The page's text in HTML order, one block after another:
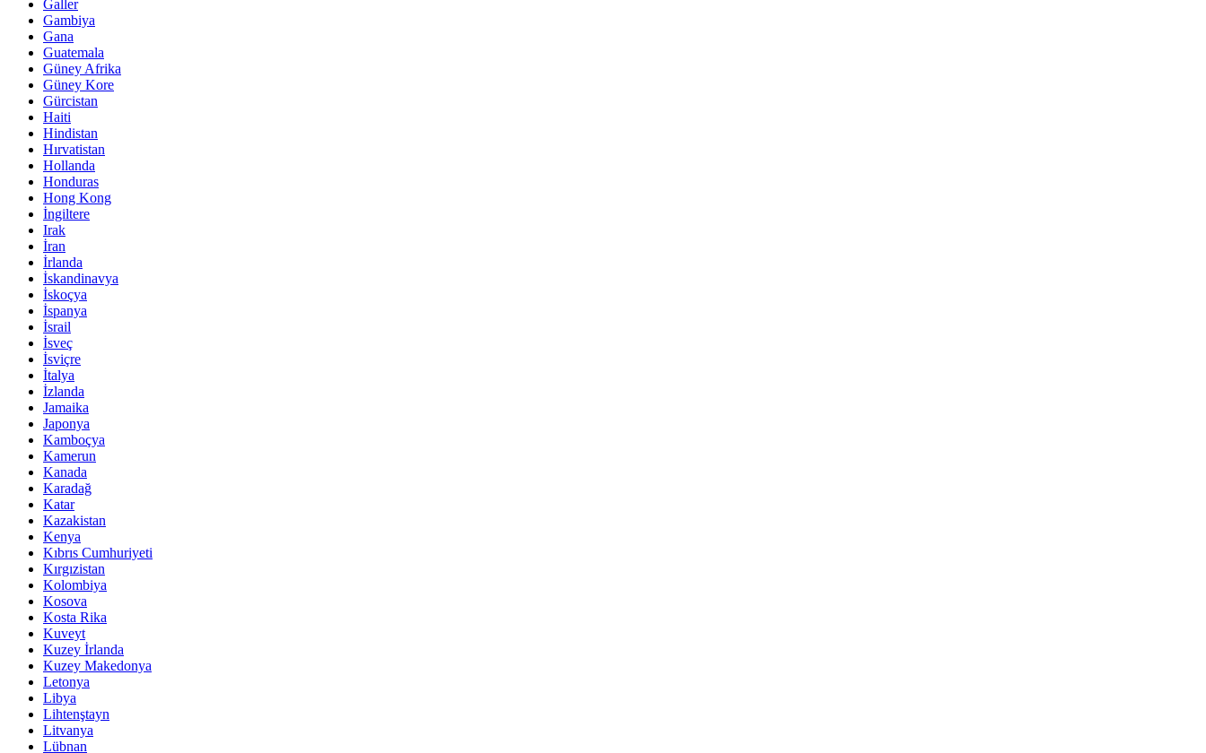
Galler
Gambiya
Gana
Guatemala
Güney Afrika
Güney Kore
Gürcistan
Haiti
Hindistan
Hırvatistan
Hollanda
Honduras
Hong Kong
İngiltere
Irak
İran
İrlanda
İskandinavya
İskoçya
İspanya
İsrail
İsveç
İsviçre
İtalya
İzlanda
Jamaika
Japonya
Kamboçya
Kamerun
Kanada
Karadağ
Katar
Kazakistan
Kenya
Kıbrıs Cumhuriyeti
Kırgızistan
Kolombiya
Kosova
Kosta Rika
Kuveyt
Kuzey İrlanda
Kuzey Makedonya
Letonya
Libya
Lihtenştayn
Litvanya
Lübnan